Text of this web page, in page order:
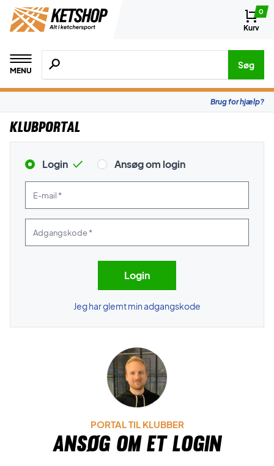
0
Kurv
MENU
Søg efter produkter, mærker etc.
Søg
Brug for hjælp?
Klubportal
Login Ansøg om login
Jeg har glemt min adgangskode
PORTAL TIL KLUBBER
Ansøg om et login